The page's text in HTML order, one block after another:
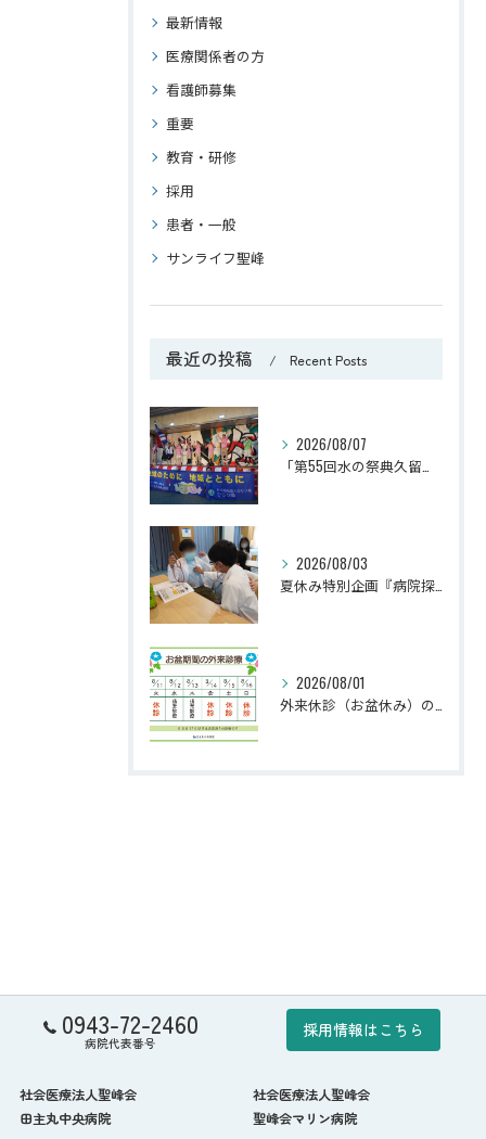
最新情報
医療関係者の方
看護師募集
重要
教育・研修
採用
患者・一般
サンライフ聖峰
最近の投稿 Recent Posts
2026/08/07
「第55回水の祭典久留米まつり」に参加しました！
2026/08/03
夏休み特別企画『病院探検隊2026』を開催しました！
2026/08/01
外来休診（お盆休み）のお知らせ
0943-72-2460
病院代表番号
採用情報はこちら
社会医療法人聖峰会
田主丸中央病院
社会医療法人聖峰会
聖峰会マリン病院